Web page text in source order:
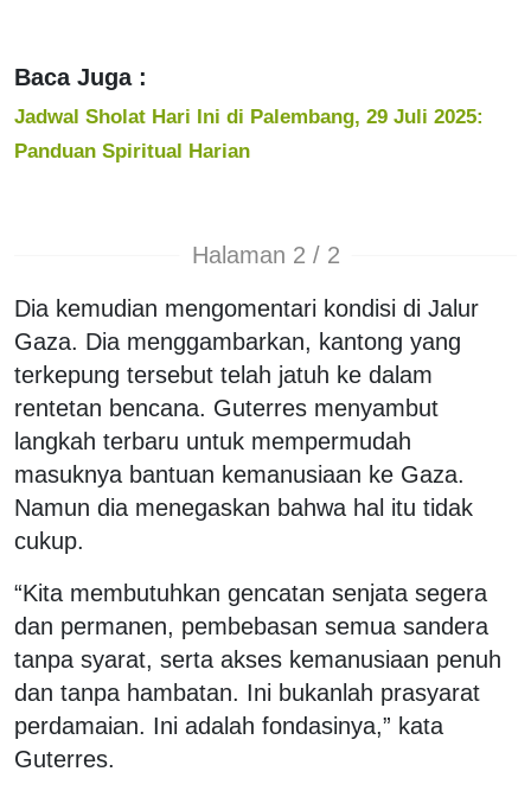
Baca Juga :
Jadwal Sholat Hari Ini di Palembang, 29 Juli 2025:
Panduan Spiritual Harian
Halaman 2 / 2
Dia kemudian mengomentari kondisi di Jalur
Gaza. Dia menggambarkan, kantong yang
terkepung tersebut telah jatuh ke dalam
rentetan bencana. Guterres menyambut
langkah terbaru untuk mempermudah
masuknya bantuan kemanusiaan ke Gaza.
Namun dia menegaskan bahwa hal itu tidak
cukup.
“Kita membutuhkan gencatan senjata segera
dan permanen, pembebasan semua sandera
tanpa syarat, serta akses kemanusiaan penuh
dan tanpa hambatan. Ini bukanlah prasyarat
perdamaian. Ini adalah fondasinya,” kata
Guterres.